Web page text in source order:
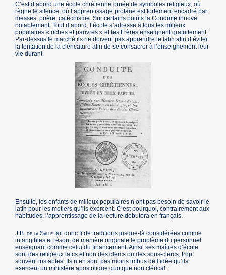
C’est d’abord une école chrétienne ornée de symboles religieux, où
règne le silence, où l’apprentissage profane est fortement encadré par
messes, prière, catéchisme. Sur certains points la Conduite innove
notablement. Tout d’abord, l’école s’adresse à tous les milieux
populaires « riches et pauvres » et les Frères enseignent gratuitement.
Par-dessus le marché ils ne doivent pas apprendre le latin afin d’éviter
la tentation de la cléricature afin de se consacrer à l’enseignement leur
vie durant.
Ensuite, les enfants de milieux populaires n’ont pas besoin de savoir le
latin pour les métiers qu’ils exercent. C’est pourquoi, contrairement aux
habitudes, l’apprentissage de la lecture débutera en français.
J.B.de la Salle fait donc fi de traditions jusque-là considérées comme
intangibles et résout de manière originale le problème du personnel
enseignant comme celui du financement. Ainsi, ses maîtres d’école
sont des religieux laïcs et non des clercs ou des sous-clercs, trop
souvent instables. Ils n’en sont pas moins imbus de l’idée qu’ils
exercent un ministère apostolique quoique non clérical.